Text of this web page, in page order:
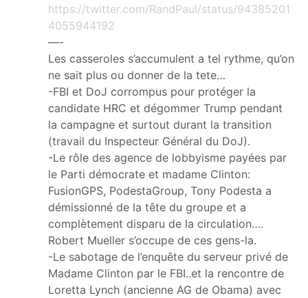
https://twitter.com/RandPaul/status/94385201
4055944192
—-
Les casseroles s’accumulent a tel rythme, qu’on
ne sait plus ou donner de la tete…
-FBI et DoJ corrompus pour protéger la
candidate HRC et dégommer Trump pendant
la campagne et surtout durant la transition
(travail du Inspecteur Général du DoJ).
-Le rôle des agence de lobbyisme payées par
le Parti démocrate et madame Clinton:
FusionGPS, PodestaGroup, Tony Podesta a
démissionné de la tête du groupe et a
complètement disparu de la circulation….
Robert Mueller s’occupe de ces gens-la.
-Le sabotage de l’enquête du serveur privé de
Madame Clinton par le FBI..et la rencontre de
Loretta Lynch (ancienne AG de Obama) avec